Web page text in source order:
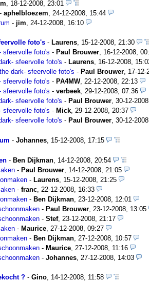
18-12-2008, 23:01
- aphelbloezem
24-12-2008, 15:44
- jim 24-12-2008, 16:10
foto's - Laurens, 15-12-2008, 21:30
sfeervolle foto's - Paul Brouwer, 16-12-2008,
sfeervolle foto's - Laurens, 16-12-2008,
dark- sfeervolle foto's - Paul Brouwer, 17-12-
sfeervolle foto's - PA4MW, 22-12-2008, 22:13
sfeervolle foto's - verbeek, 29-12-2008, 07:36
sfeervolle foto's - Paul Brouwer, 30-12-
sfeervolle foto's - Mick, 29-12-2008, 20:37
sfeervolle foto's - Paul Brouwer, 30-12-
- Johannes 15-12-2008, 17:15
- Ben Dijkman 14-12-2008, 20:54
- Paul Brouwer 14-12-2008, 21:05
- Laurens 15-12-2008, 21:25
- franc 22-12-2008, 16:33
- Ben Dijkman 23-12-2008, 12:01
- Paul Brouwer 23-12-2008, 13:05
- Stef, 23-12-2008, 21:17
- Maurice 27-12-2008, 09:27
- Ben Dijkman 27-12-2008, 10:57
- Maurice 27-12-2008, 11:16
- Johannes 27-12-2008, 14:03
? - Gino, 14-12-2008, 11:58